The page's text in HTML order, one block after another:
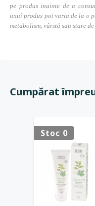
pe produs inainte de a
unui produs pot varia de la o
metabolism, vârstă sau stare
Cumpărat
Stoc 0